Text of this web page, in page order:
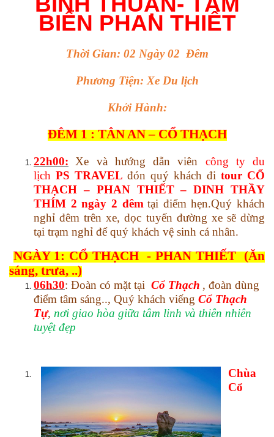
BIỂN PHAN THIẾT
Thời Gian: 02 Ngày 02 Đêm
Phương Tiện: Xe Du lịch
Khởi Hành:
ĐÊM 1 : TÂN AN – CỔ THẠCH
22h00: Xe và hướng dẫn viên công ty du
lịch PS TRAVEL đón quý khách đi tour CỔ
THẠCH – PHAN THIẾT – DINH THẦY
THÍM 2 ngày 2 đêm tại điểm hẹn.Quý khách
nghỉ đêm trên xe, dọc tuyến đường xe sẽ dừng
tại trạm nghỉ để quý khách vệ sinh cá nhân.
NGÀY 1: CỔ THẠCH - PHAN THIẾT (Ăn
sáng, trưa, ..)
06h30: Đoàn có mặt tại Cổ Thạch , đoàn dùng
điểm tâm sáng.., Quý khách viếng Cổ Thạch
Tự, nơi giao hòa giữa tâm linh và thiên nhiên
tuyệt đẹp
Chùa
Cổ